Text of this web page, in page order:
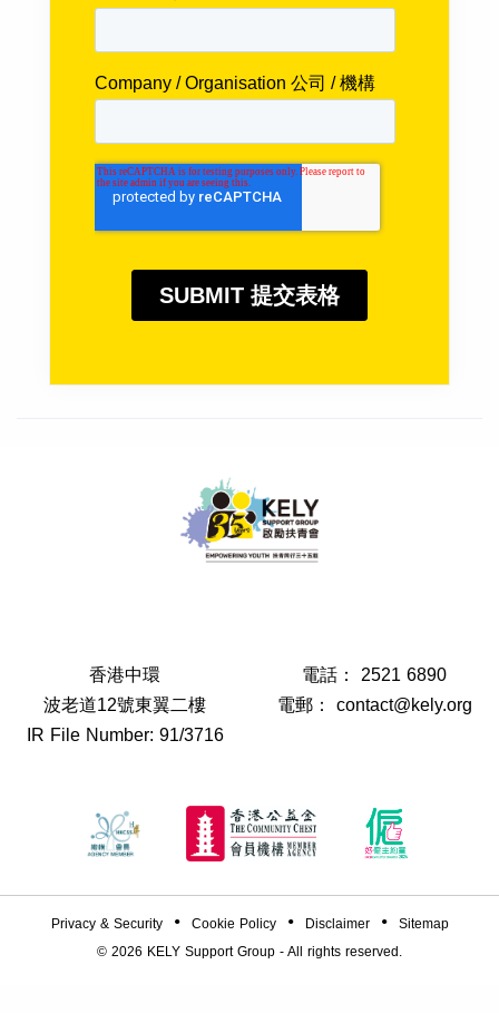
香港中環
波老道12號東翼二樓
IR File Number: 91/3716
電話： 2521 6890
電郵： contact@kely.org
Privacy & Security Cookie Policy Disclaimer
Sitemap
© 2026 KELY Support Group - All rights reserved.